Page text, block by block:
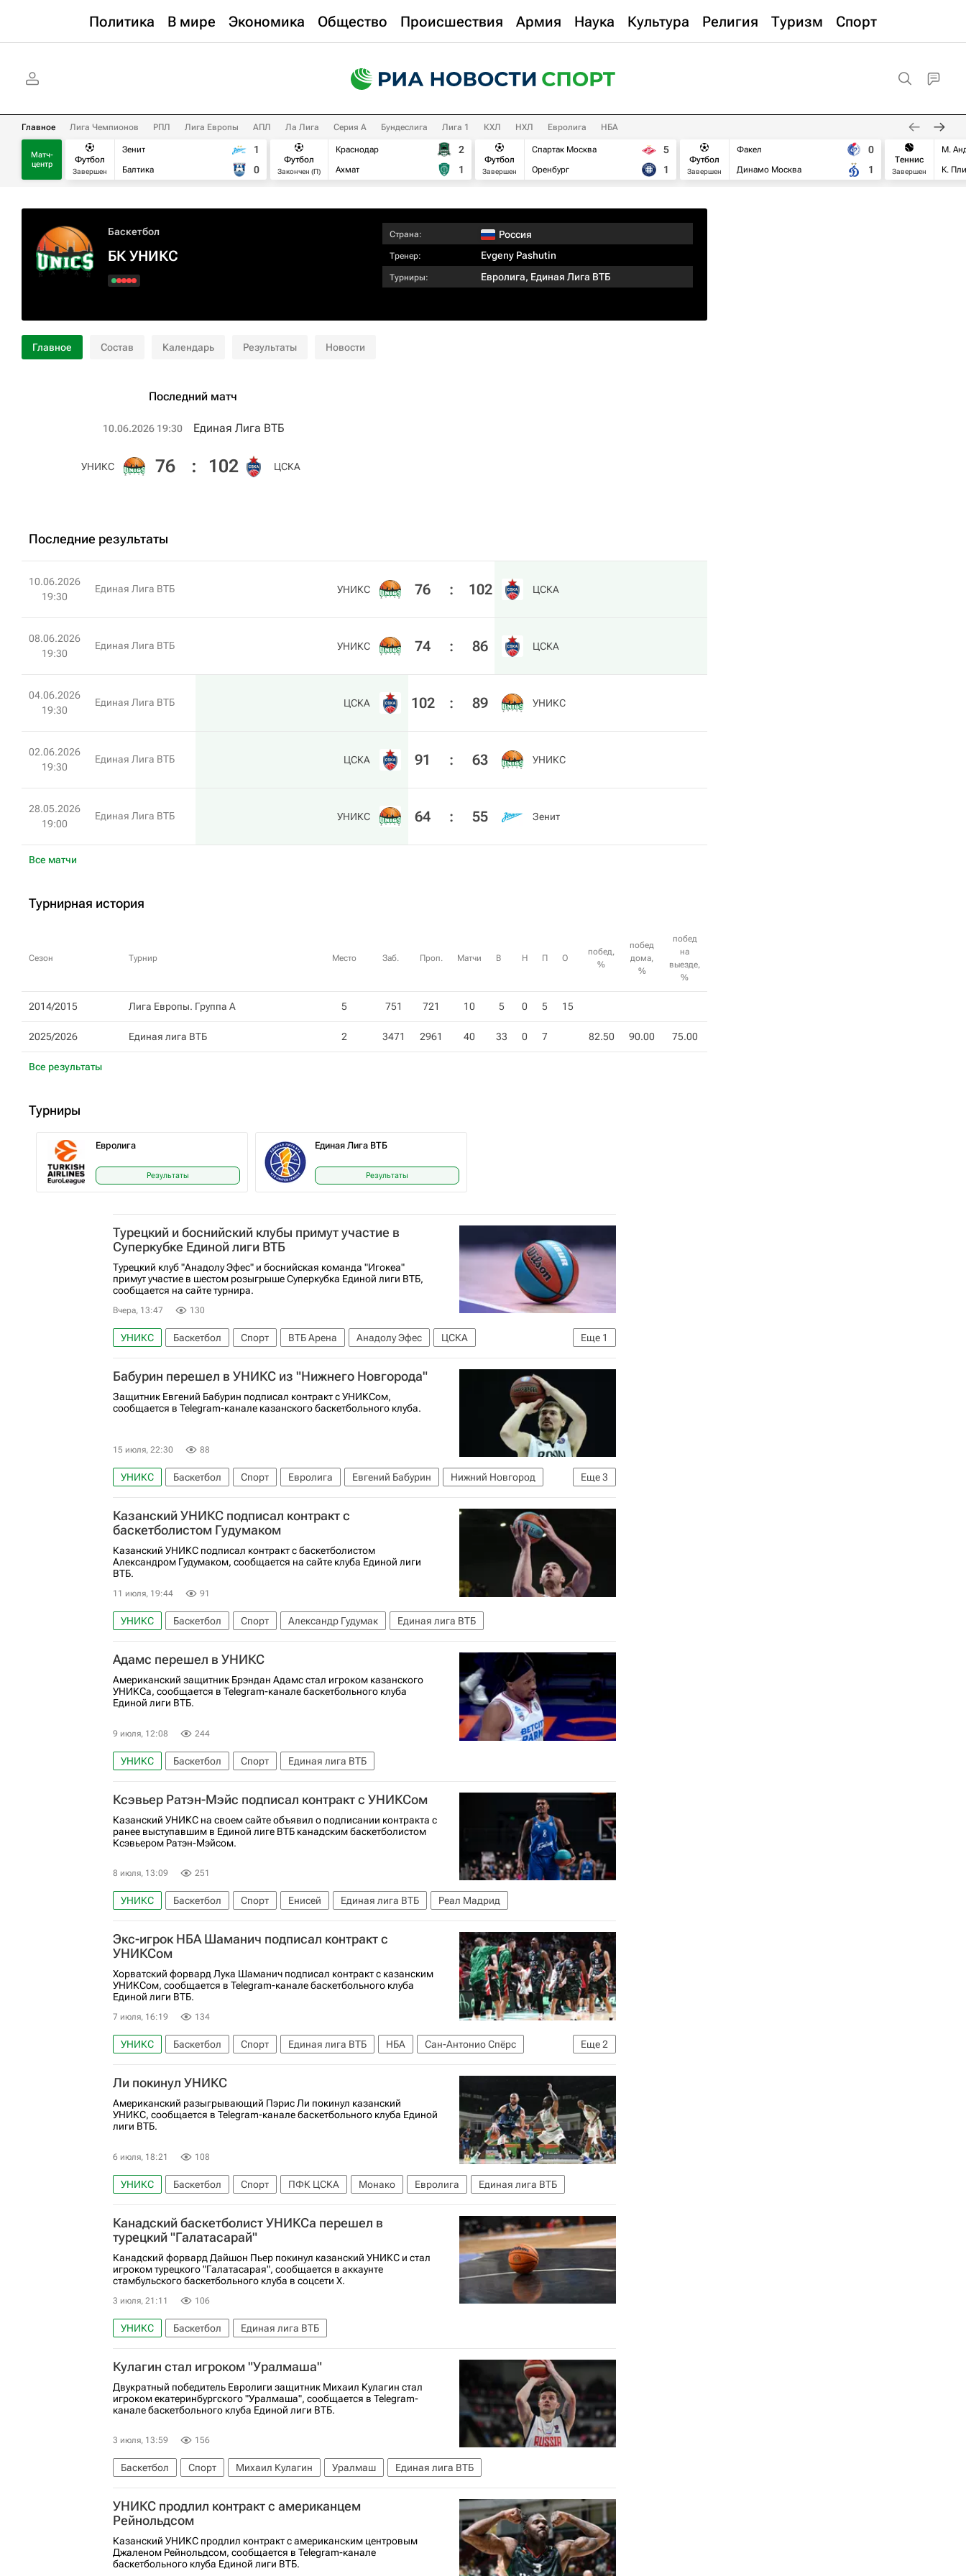
Политика В мире Экономика Общество Происшествия Армия Наука Культура Религия Туризм Спорт
Главное Лига Чемпионов РПЛ Лига Европы АПЛ Ла Лига Серия А Бундеслига Лига 1 КХЛ НХЛ Евролига НБА
Матч-
центр
Футбол
Завершен
Зенит
Балтика
1
0
Футбол
Закончен (П)
Краснодар
Ахмат
2
1
Футбол
Завершен
Спартак Москва
Оренбург
5
1
Футбол
Завершен
Факел
Динамо Москва
0
1
Теннис
Завершен
М.
К.
Баскетбол
БК УНИКС
Страна: Россия
Тренер: Evgeny Pashutin
Турниры: Евролига, Единая Лига ВТБ
Главное Состав Календарь Результаты Новости
Последний матч
10.06.2026 19:30 Единая Лига ВТБ
УНИКС 76 : 102 ЦСКА
Последние результаты
Все матчи
10.06.2026
19:30
Единая Лига ВТБ УНИКС 76 : 102 ЦСКА
08.06.2026
19:30
Единая Лига ВТБ УНИКС 74 : 86 ЦСКА
04.06.2026
19:30
Единая Лига ВТБ ЦСКА 102 : 89 УНИКС
02.06.2026
19:30
Единая Лига ВТБ ЦСКА 91 : 63 УНИКС
28.05.2026
19:00
Единая Лига ВТБ УНИКС 64 : 55 Зенит
Турнирная история
Сезон Турнир Место Заб. Проп. Матчи В Н П О
побед,
%
побед
дома,
%
побед
на
выезде,
%
2014/2015 Лига Европы. Группа А 5 751 721 10 5 0 5 15
2025/2026 Единая лига ВТБ 2 3471 2961 40 33 0 7 82.50 90.00 75.00
Все результаты
Турниры
Евролига
Результаты
Единая Лига ВТБ
Результаты
Турецкий и боснийский клубы примут участие в
Суперкубке Единой лиги ВТБ
Турецкий клуб "Анадолу Эфес" и боснийская команда "Игокеа"
примут участие в шестом розыгрыше Суперкубка Единой лиги ВТБ,
сообщается на сайте турнира.
Вчера, 13:47 130
Еще 1
УНИКС Баскетбол Спорт ВТБ Арена Анадолу Эфес
ЦСКА
Единая лига ВТБ
Бабурин перешел в УНИКС из "Нижнего Новгорода"
Защитник Евгений Бабурин подписал контракт с УНИКСом,
сообщается в Telegram-канале казанского баскетбольного клуба.
15 июля, 22:30 88
Еще3
УНИКС Баскетбол Спорт Евролига Евгений Бабурин
Нижний Новгород
Спартак-Приморье
Кубок России по баскетболу (жен.) Единая лига ВТБ
Казанский УНИКС подписал контракт с
баскетболистом Гудумаком
Казанский УНИКС подписал контракт с баскетболистом
Александром Гудумаком, сообщается на сайте клуба Единой лиги
ВТБ.
11 июля, 19:44 91
УНИКС Баскетбол Спорт Александр Гудумак Единая лига ВТБ
Адамс перешел в УНИКС
Американский защитник Брэндан Адамс стал игроком казанского
УНИКСа, сообщается в Telegram-канале баскетбольного клуба
Единой лиги ВТБ.
9 июля, 12:08 244
УНИКС Баскетбол Спорт Единая лига ВТБ
Ксэвьер Ратэн-Мэйс подписал контракт с УНИКСом
Казанский УНИКС на своем сайте объявил о подписании контракта с
ранее выступавшим в Единой лиге ВТБ канадским баскетболистом
Ксэвьером Ратэн-Мэйсом.
8 июля, 13:09 251
УНИКС Баскетбол Спорт Енисей Единая лига ВТБ Реал Мадрид
Экс-игрок НБА Шаманич подписал контракт с
УНИКСом
Хорватский форвард Лука Шаманич подписал контракт с казанским
УНИКСом, сообщается в Telegram-канале баскетбольного клуба
Единой лиги ВТБ.
7 июля, 16:19 134
Еще2
УНИКС Баскетбол Спорт Единая лига ВТБ НБА
Сан-Антонио Спёрс
Зенит (Санкт-Петербург)
Лука Шаманич
Ли покинул УНИКС
Американский разыгрывающий Пэрис Ли покинул казанский
УНИКС, сообщается в Telegram-канале баскетбольного клуба Единой
лиги ВТБ.
6 июля, 18:21 108
УНИКС Баскетбол Спорт ПФК ЦСКА Монако Евролига Единая лига ВТБ
Канадский баскетболист УНИКСа перешел в
турецкий "Галатасарай"
Канадский форвард Дайшон Пьер покинул казанский УНИКС и стал
игроком турецкого "Галатасарая", сообщается в аккаунте
стамбульского баскетбольного клуба в соцсети X.
3 июля, 21:11 106
УНИКС Баскетбол Единая лига ВТБ
Кулагин стал игроком "Уралмаша"
Двукратный победитель Евролиги защитник Михаил Кулагин стал
игроком екатеринбургского "Уралмаша", сообщается в Telegram-
канале баскетбольного клуба Единой лиги ВТБ.
3 июля, 13:59 156
Баскетбол Спорт Михаил Кулагин Уралмаш Единая лига ВТБ
УНИКС продлил контракт с американцем
Рейнольдсом
Казанский УНИКС продлил контракт с американским центровым
Джаленом Рейнольдсом, сообщается в Telegram-канале
баскетбольного клуба Единой лиги ВТБ.